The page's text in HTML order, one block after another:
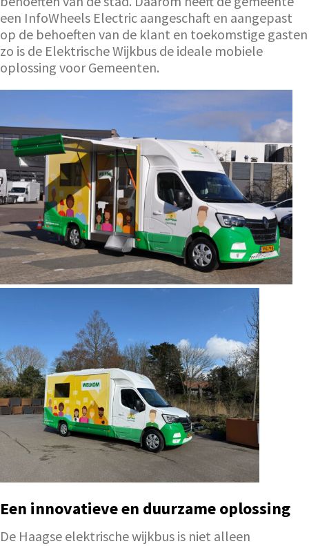
een InfoWheels Electric aangeschaft en aangepast
op de behoeften van de klant en toekomstige gasten
zo is de Elektrische Wijkbus de ideale mobiele
oplossing voor Gemeenten.
Een innovatieve en duurzame oplossing
De Haagse elektrische wijkbus is niet alleen